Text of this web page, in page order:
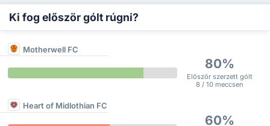
Ki fog először gólt rúgni?
Motherwell FC
80%
Először szerzett gólt
8 / 10 meccsen
Heart of Midlothian FC
60%